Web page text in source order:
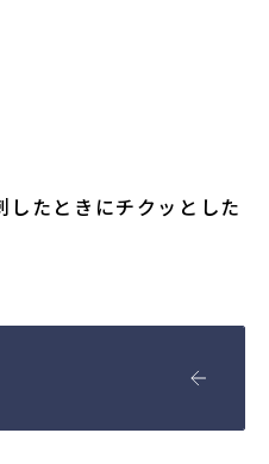
たときにチクッとした